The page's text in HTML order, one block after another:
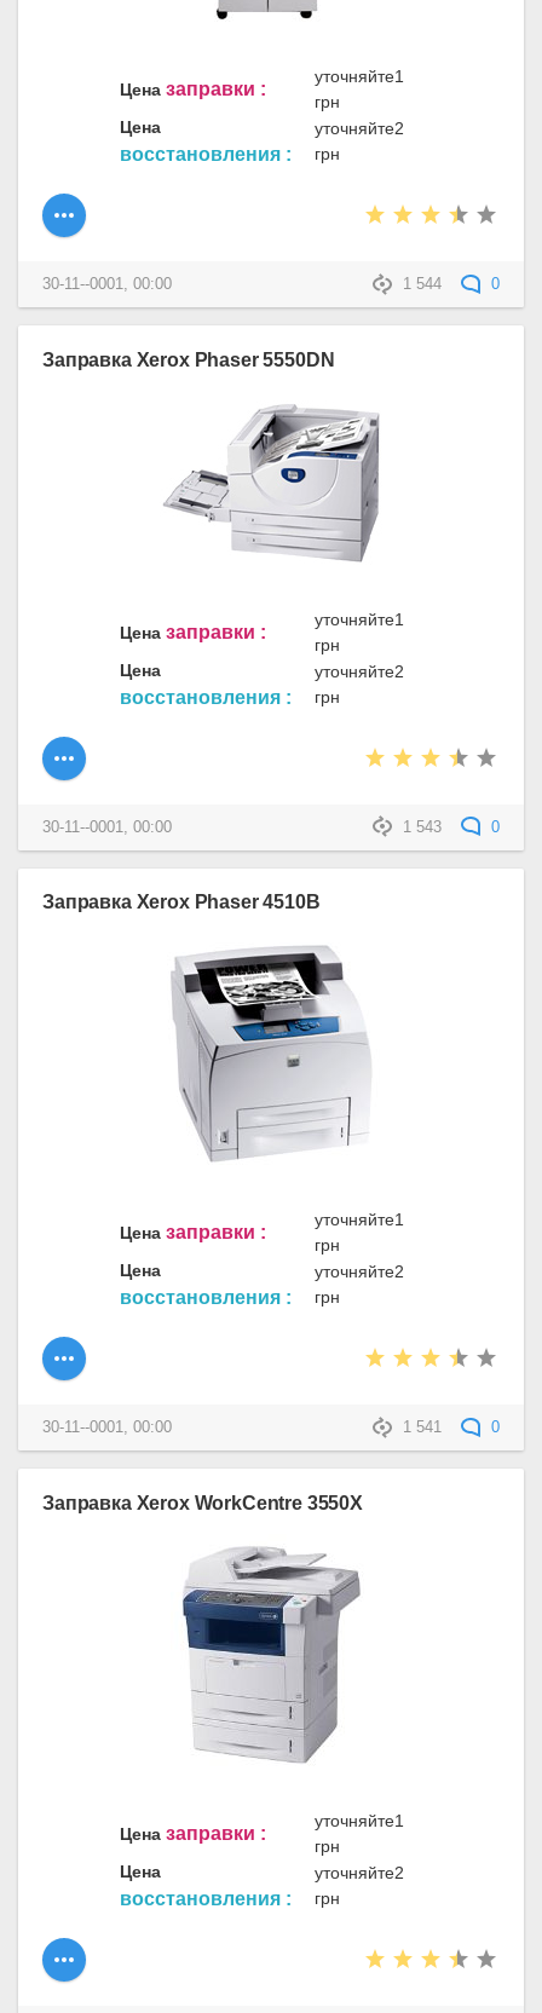
Цена заправки :
уточняйте1
грн
Цена
восстановления :
уточняйте2
грн
1 544 0
30-11--0001, 00:00
Заправка Xerox Phaser 5550DN
Цена заправки :
уточняйте1
грн
Цена
восстановления :
уточняйте2
грн
1 543 0
30-11--0001, 00:00
Заправка Xerox Phaser 4510B
Цена заправки :
уточняйте1
грн
Цена
восстановления :
уточняйте2
грн
1 541 0
30-11--0001, 00:00
Заправка Xerox WorkCentre 3550X
Цена заправки :
уточняйте1
грн
Цена
восстановления :
уточняйте2
грн